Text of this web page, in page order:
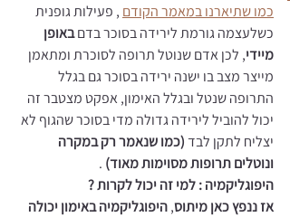
כמו שתיארנו במאמר הקודם , פעילות גופנית
כשלעצמה גורמת לירידה בסוכר בדם באופן
מיידי, לכן אדם שנוטל תרופה לסוכרת ומתאמן
מייצר מצב בו ישנה ירידה בסוכר גם בגלל
התרופה שנטל ובגלל האימון, אפקט מצטבר זה
יכול להוביל לירידה גדולה מדי בסוכר שהגוף לא
יצליח לתקן לבד (כמו שנאמר רק במקרה
ונוטלים תרופות מסוימות מאוד) .
היפוגליקמיה : למי זה יכול לקרות ?
אז ננפץ כאן מיתוס, היפוגליקמיה באימון יכולה